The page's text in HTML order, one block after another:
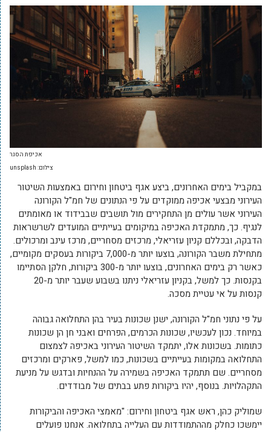
אכיפת הסגר
צילום: unsplash
במקביל בימים האחרונים, ביצע אגף ביטחון וחירום באמצעות השיטור
העירוני מבצעי אכיפה ממוקדים על פי הנתונים של חמ"ל הקורונה
העירוני אשר עולים מן התחקירים מול תושבים שבבידוד או מאומתים
לנגיף. כך, מתמקדת האכיפה במיקומים בעייתיים המועדים לשרשראות
הדבקה, ובכללם קניון עזריאלי, מרכזים מסחריים, מרכז עינב ומרכולים.
מתחילת משבר הקורונה, בוצעו יותר מ-7,000 ביקורות בעסקים מקומיים,
כאשר רק בימים האחרונים, בוצעו יותר מ-300 ביקורות, חלקן הסתיימו
בקנסות. כך למשל, בקניון עזריאלי ניתנו בשבוע שעבר יותר מ-20
קנסות על אי עטיית מסכה.
על פי נתוני חמ"ל הקורונה, ישנן שכונות בעיר בהן התחלואה גבוהה
במיוחד. נכון לעכשיו, שכונות הכרמים, הפרחים ואבני חן הן שכונות
כתומות. בשכונות אלו, יתמקד השיטור העירוני באכיפה לצמצום
התחלואה במקומות בעייתיים בשכונות, כמו למשל, פארקים ומרכזים
מסחריים. שם תתמקד האכיפה בשמירה על ההנחיות ובדגש על מניעת
התקהלויות. בנוסף, יהיו ביקורות פתע בבתים של מבודדים.
שמוליק כהן, ראש אגף ביטחון וחירום: "מאמצי האכיפה והביקורות
יימשכו כחלק מההתמודדות עם העלייה בתחלואה. אנחנו פועלים